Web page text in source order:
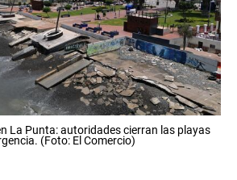
La Punta: autoridades cierran las playas
(Foto: El Comercio)